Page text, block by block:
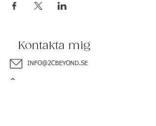
Kontakta mig
INFO@2CBEYOND.SE